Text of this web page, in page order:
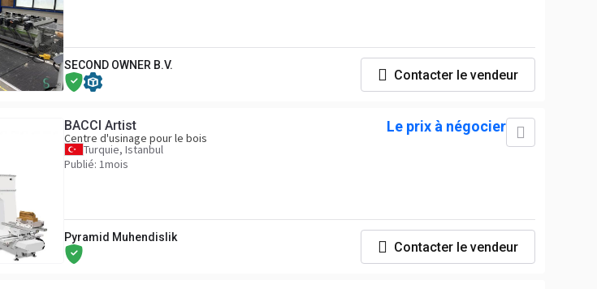
SECOND OWNER B.V.
Contacter le vendeur
BACCI Artist
Centre d'usinage pour le bois
Turquie, Istanbul
Publié: 1mois
Le prix à négocier
Pyramid Muhendislik
Contacter le vendeur